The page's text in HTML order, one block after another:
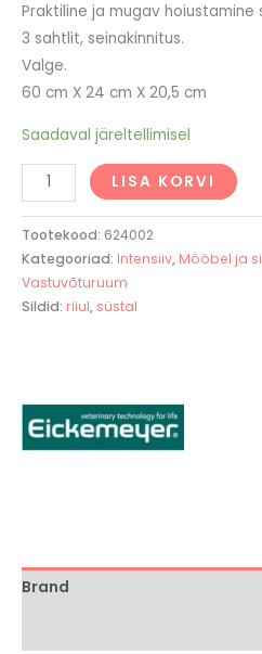
Praktiline ja mugav
3 sahtlit, seinakinnitus.
Valge.
60 cm X 24 cm X 20,5 cm
Saadaval järeltellimisel
LISA KORVI
Tootekood: 624002
Kategooriad: Intensiiv, Mööbel ja
Vastuvõturuum
Sildid: riiul, süstal
Brand